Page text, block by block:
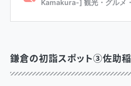
鎌倉の初詣スポット③佐助